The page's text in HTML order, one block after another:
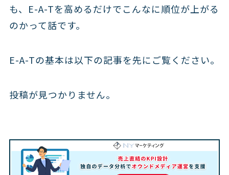
も、 E-A-Tを高めるだけでこんなに順位が上がる
のかって話です。
E-A-Tの基本は以下の記事を先にご覧ください。
投稿が見つかりません。